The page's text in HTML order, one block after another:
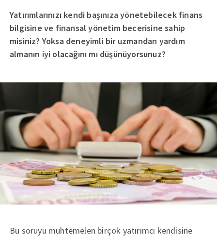
Yatırımlarınızı kendi başınıza yönetebilecek finans
bilgisine ve finansal yönetim becerisine sahip
misiniz? Yoksa deneyimli bir uzmandan yardım
almanın iyi olacağını mı düşünüyorsunuz?
Bu soruyu muhtemelen birçok yatırımcı kendisine